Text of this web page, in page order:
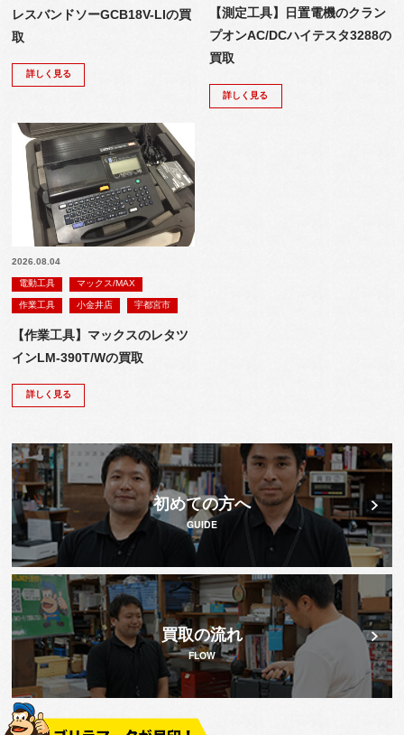
レスバンドソーGCB18V-LIの買
取
詳しく見る
【測定工具】日置電機のクラン
プオンAC/DCハイテスタ3288の
買取
詳しく見る
2026.08.04
電動工具 マックス/MAX
作業工具 小金井店 宇都宮市
【作業工具】マックスのレタツ
インLM-390T/Wの買取
詳しく見る
初めての方へ
GUIDE
買取の流れ
FLOW